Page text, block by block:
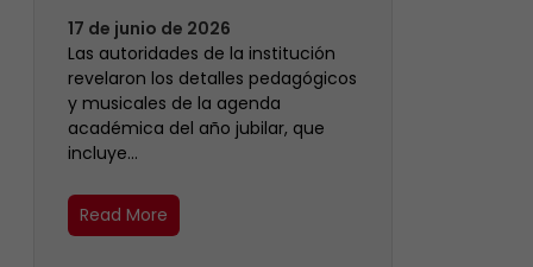
17 de junio de 2026
Las autoridades de la institución
revelaron los detalles pedagógicos
y musicales de la agenda
académica del año jubilar, que
incluye…
Read More